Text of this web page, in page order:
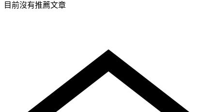
目前沒有推薦文章